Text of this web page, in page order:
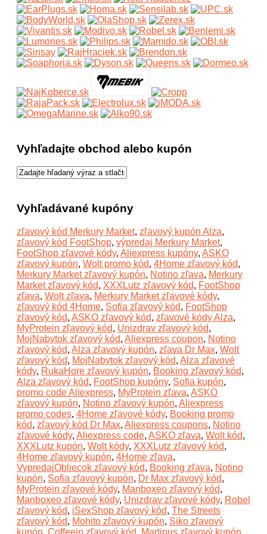
Vyhľadajte obchod alebo kupón
Vyhľadávané kupóny
zľavový kód Merkury Market, zľavový kupón Alza,
zľavový kód FootShop, výpredaj Merkury Market,
FootShop zľavové kódy, Aliexpress kupóny, ASKO
zľavový kupón, Wolt promo kód, 4Home zľavový kód,
Merkury Market zľavový kupón, Notino zľava, Merkury
Market zľavový kód, XXXLutz zľavový kód, FootShop
zľava, Wolt zľava, Merkury Market zľavové kódy,
zľavový kód 4Home, Sofia zľavový kód, FootShop
zľavový kód, ASKO zľavový kód, zľavové kódy Alza,
MyProtein zľavový kód, Unizdrav zľavový kód,
MojNabytok zľavový kód, Aliexpress coupon, Notino
zľavový kód, Alza zľavový kupón, zľava Dr Max, Wolt
zľavový kód, MojNabytok zľavový kód, Alza zľavové
kódy, RukaHore zľavový kupón, Booking zľavový kód,
Alza zľavový kód, FootShop kupóny, Sofia kupón,
promo code Aliexpress, MyProtein zľava, ASKO
zľavový kupón, Notino zľavový kupón, Aliexpress
promo codes, 4Home zľavové kódy, Booking promo
kód, zľavový kód Dr Max, Aliexpress coupons, Notino
zľavové kódy, Aliexpress code, ASKO zľava, Wolt kód,
XXXLutz kupón, Wolt kódy, XXXLutz zľavový kód,
4Home zľavový kupón, 4Home zľava,
VypredajObliecok zľavový kód, Booking zľava, Notino
kupón, Sofia zľavový kupón, Dr Max zľavový kód,
MyProtein zľavové kódy, Manboxeo zľavový kód,
Manboxeo zľavové kódy, Unizdrav zľavové kódy, Robel
zľavový kód, iSexShop zľavový kód, The Streets
zľavový kód, Mohito zľavový kupón, Siko zľavový
kupón Coffeein zľavový kód Martinus zľavový kupón